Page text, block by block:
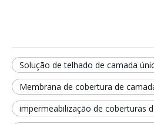
Solução de telhado de camada
Membrana de cobertura de
impermeabilização de coberturas